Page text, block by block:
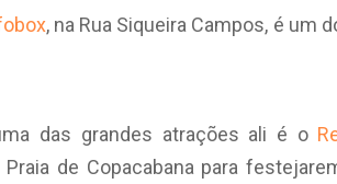
, na Rua Siqueira Campos, é um
das grandes atrações ali é o
de Copacabana para